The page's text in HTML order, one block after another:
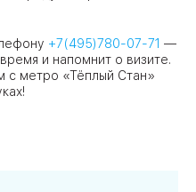
+7(495)780-07-71 —
и напомнит о визите.
с метро «Тёплый Стан»